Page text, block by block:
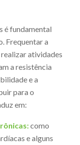
é fundamental
Frequentar a
atividades
a resistência
e a
para o
em:
como
e alguns